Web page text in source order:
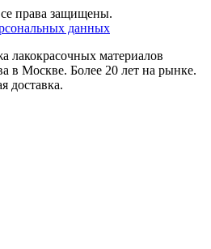
права защищены.
данных
лакокрасочных материалов
в Москве. Более 20 лет на рынке.
доставка.